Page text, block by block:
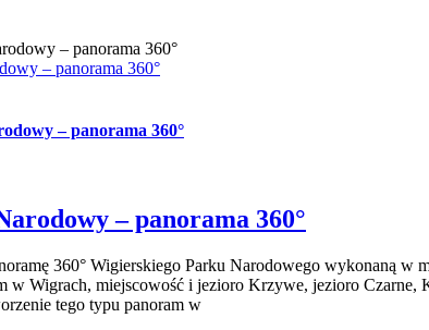
– panorama 360°
– panorama 360°
– panorama 360°
360° Wigierskiego Parku Narodowego wykonaną
w Wigrach, miejscowość i jezioro Krzywe, jezioro Czarne,
tego typu panoram w